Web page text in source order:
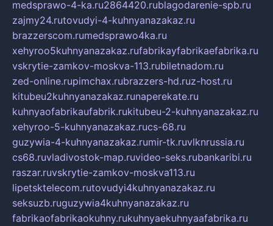
medsprawo-4-ka.ru2864420.rublagodarenie-spb.ru
zajmy24.rutovudyi-4-kuhnyanazakaz.ru
brazzerscom.rumedsprawo4ka.ru
xehyroo5kuhnyanazakaz.rufabrikayfabrikaefabrika.ru
vskrytie-zamkov-moskva-113.rubiletnadom.ru
zed-online.rupimchax.rubrazzers-hd.ruz-host.ru
kitubeu2kuhnyanazakaz.runaperekate.ru
kuhnyaofabrikaufabrik.rukitubeu-2-kuhnyanazakaz.ru
xehyroo-5-kuhnyanazakaz.rucs-68.ru
guzywia-4-kuhnyanazakaz.rumir-tk.ruvlknrussia.ru
cs68.ruvladivostok-map.ruvideo-seks.rubankaribi.ru
raszar.ruvskrytie-zamkov-moskva113.ru
lipetsktelecom.rutovudyi4kuhnyanazakaz.ru
seksuzb.ruguzywia4kuhnyanazakaz.ru
fabrikaofabrikaokuhny.rukuhnyaekuhnyaafabrika.ru